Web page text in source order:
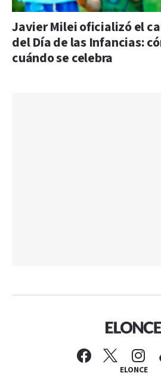
Javier Milei oficializó el
del Día de las Infancias:
cuándo se celebra
ELONCE